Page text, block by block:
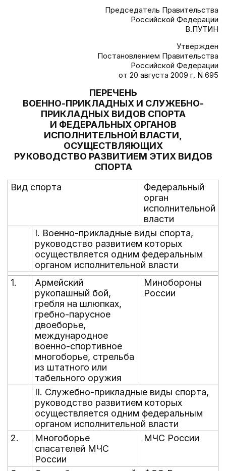
Председатель Правительства
Российской Федерации
В.ПУТИН
Утвержден
Постановлением Правительства
Российской Федерации
от 20 августа 2009 г. N 695
ПЕРЕЧЕНЬ
ВОЕННО-ПРИКЛАДНЫХ И СЛУЖЕБНО-
ПРИКЛАДНЫХ ВИДОВ СПОРТА
И ФЕДЕРАЛЬНЫХ ОРГАНОВ
ИСПОЛНИТЕЛЬНОЙ ВЛАСТИ,
ОСУЩЕСТВЛЯЮЩИХ
РУКОВОДСТВО РАЗВИТИЕМ ЭТИХ ВИДОВ
СПОРТА
Вид спорта
Федеральный
орган
исполнительной
власти
I. Военно-прикладные виды спорта,
руководство развитием которых
осуществляется одним федеральным
органом исполнительной власти
1.
Армейский
рукопашный бой,
гребля на шлюпках,
гребно-парусное
двоеборье,
международное
военно-спортивное
многоборье, стрельба
из штатного или
табельного оружия
Минобороны
России
II. Служебно-прикладные виды спорта,
руководство развитием которых
осуществляется одним федеральным
органом исполнительной власти
2.
Многоборье
спасателей МЧС
России
МЧС России